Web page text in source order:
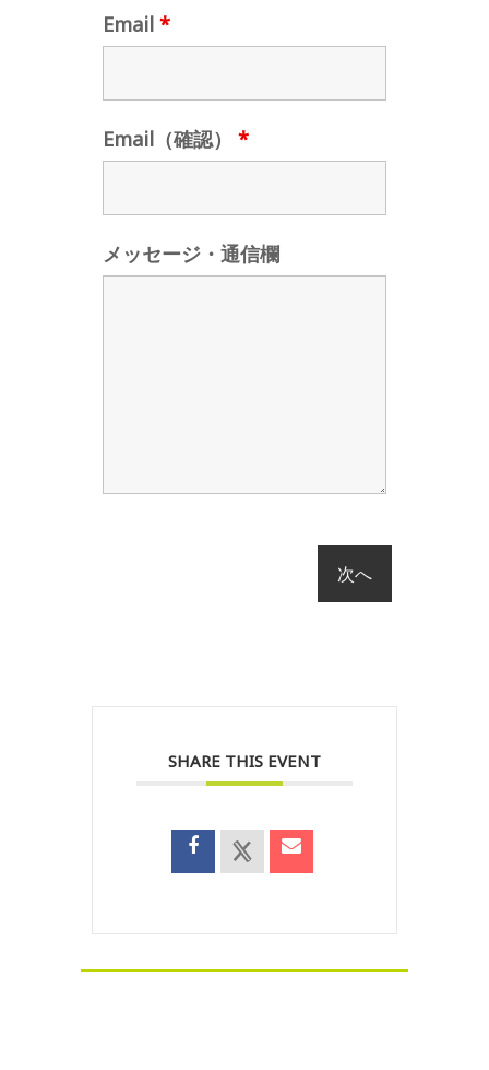
Email *
Email（確認） *
メッセージ・通信欄
SHARE THIS EVENT